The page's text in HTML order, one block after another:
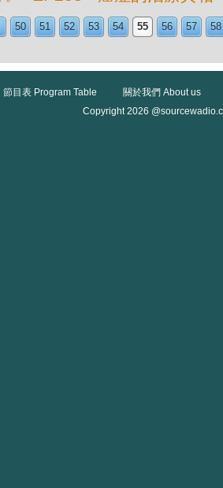
50 51 52 53 54 55 56 57 58
節目表 Program Table
關於我們 About us
Copyright 2026